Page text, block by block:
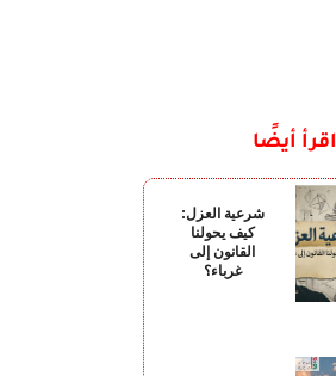
اقرأ أيضًا
شرعية العزل:
كيف يحولنا
القانون إلى
غرباء؟